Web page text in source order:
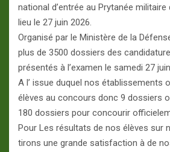
national d’entrée au Prytanée militaire
lieu le 27 juin 2026.
Organisé par le Ministère de la
plus de 3500 dossiers des
présentés à l’examen le samedi 27
A l’ issue duquel nos établissements
élèves au concours donc 9 dossiers
180 dossiers pour concourir
Pour Les résultats de nos élèves sur
tirons une grande satisfaction à de